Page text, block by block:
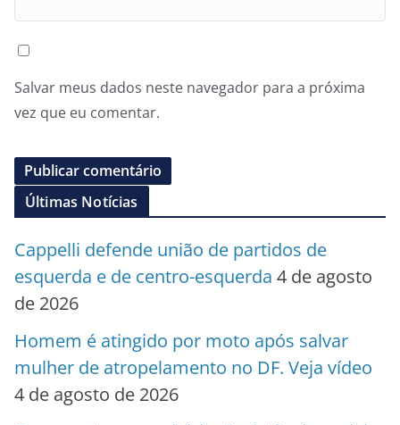
Salvar meus dados neste navegador para a próxima
vez que eu comentar.
Últimas Notícias
Cappelli defende união de partidos de
esquerda e de centro-esquerda 4 de agosto
de 2026
Homem é atingido por moto após salvar
mulher de atropelamento no DF. Veja vídeo
4 de agosto de 2026